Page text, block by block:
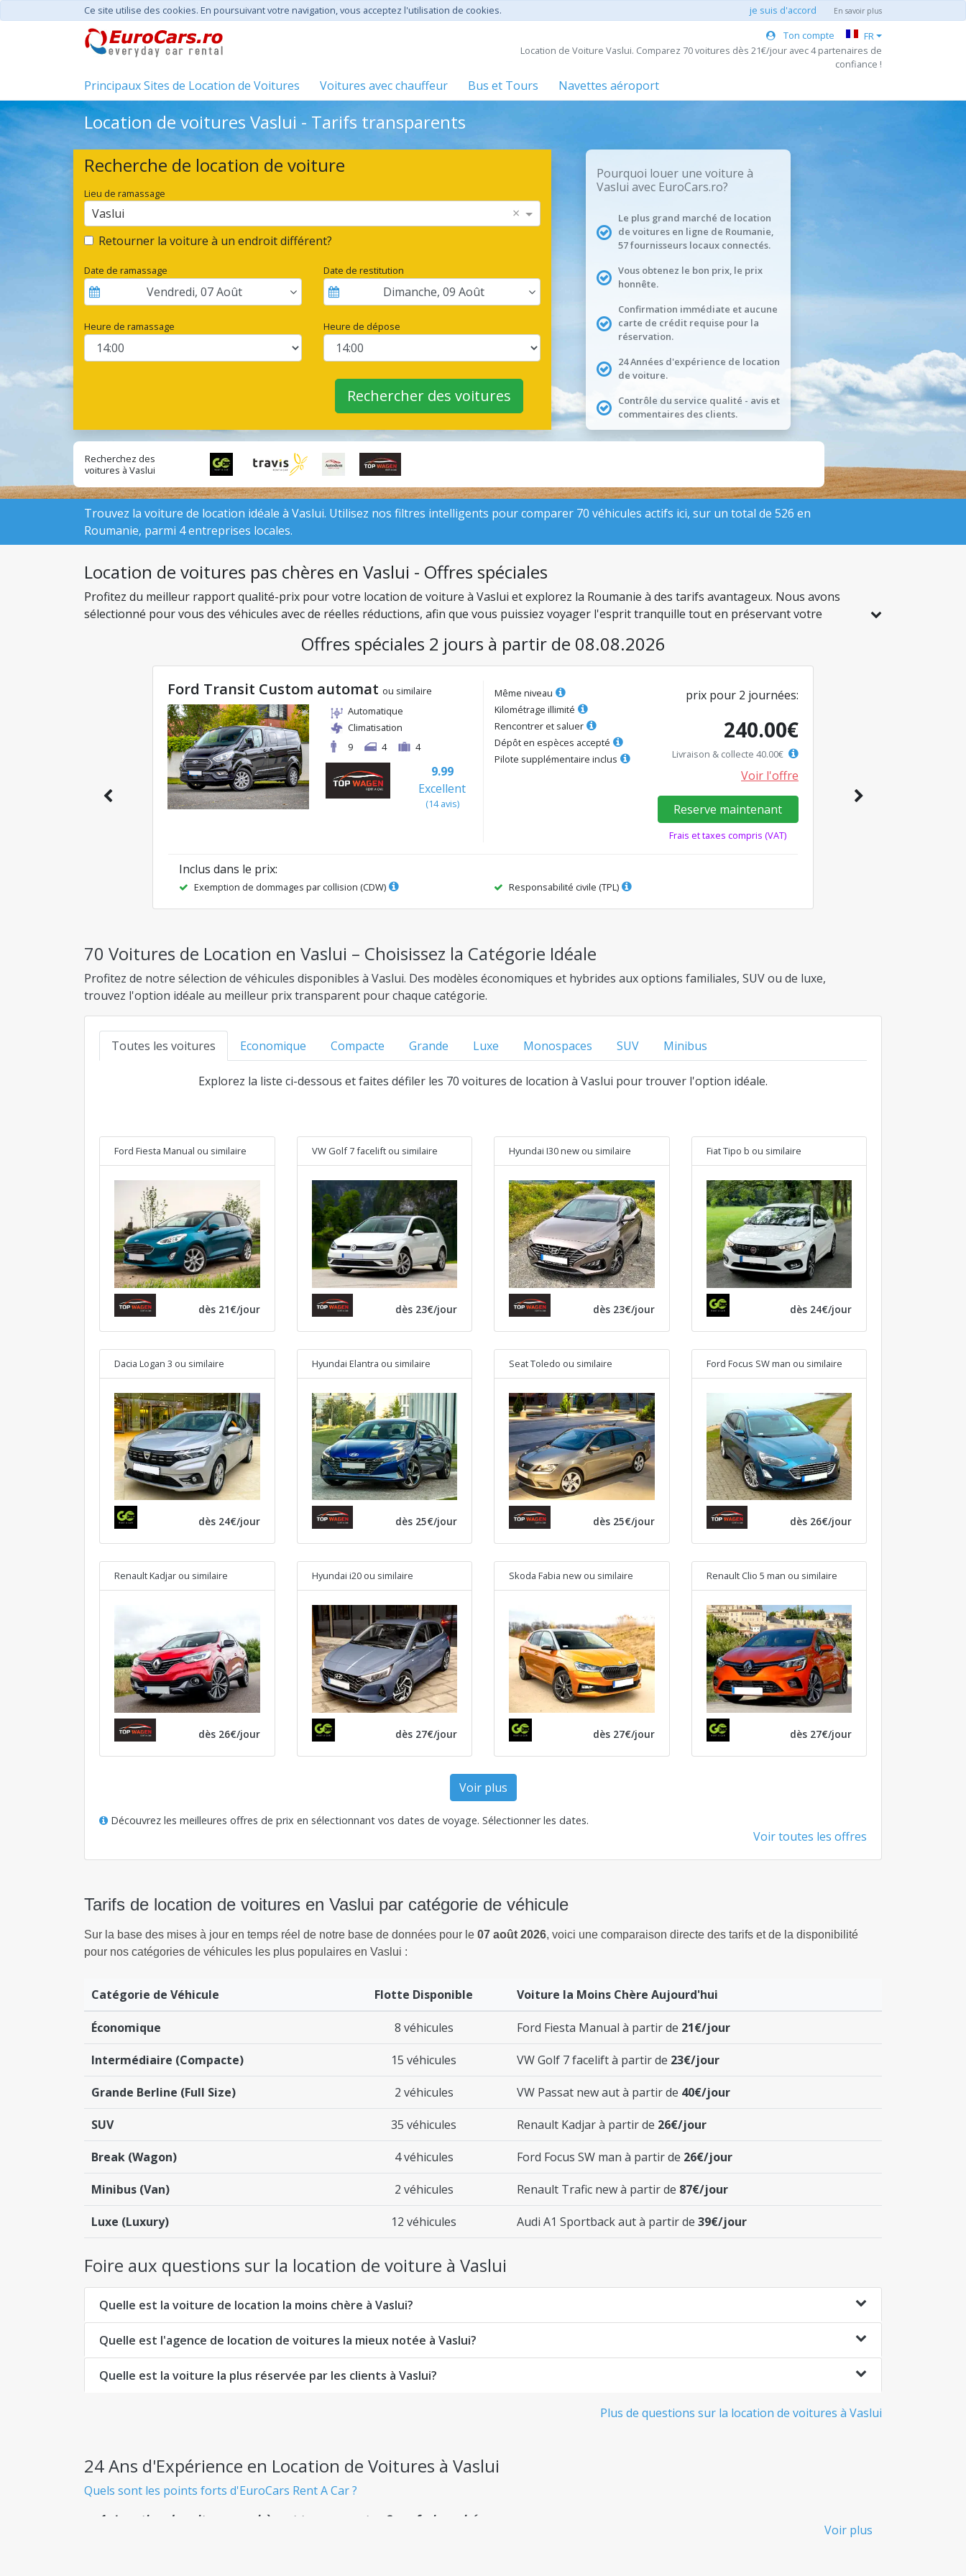
Ce site utilise des cookies. En poursuivant votre navigation, vous acceptez l'utilisation de cookies. je suis d'accord En savoir plus
Ton compte
FR
Location de Voiture Vaslui. Comparez 70 voitures dès 21€/jour avec 4 partenaires de
confiance !
Principaux Sites de Location de Voitures Voitures avec chauffeur Bus et Tours Navettes aéroport
Location de voitures Vaslui - Tarifs transparents
Recherche de location de voiture
Lieu de ramassage
Vaslui ×
Retourner la voiture à un endroit différent?
Date de ramassage
Vendredi,07Août
Date de restitution
Dimanche, 09 Août
Heure de ramassage Heure de dépose
Rechercher des voitures
Pourquoi louer une voiture à
Vaslui avec EuroCars.ro?
Le plus grand marché de location
de voitures en ligne de Roumanie,
57 fournisseurs locaux connectés.
Vous obtenez le bon prix, le prix
honnête.
Confirmation immédiate et aucune
carte de crédit requise pour la
réservation.
24 Années d'expérience de location
de voiture.
Contrôle du service qualité - avis et
commentaires des clients.
Recherchez des
voitures à Vaslui
d'entreprises
Trouvez la voiture de location idéale à Vaslui. Utilisez nos filtres intelligents pour comparer 70 véhicules actifs ici, sur un total de 526 en
Roumanie, parmi 4 entreprises locales.
Location de voitures pas chères en Vaslui - Offres spéciales
Profitez du meilleur rapport qualité-prix pour votre location de voiture à Vaslui et explorez la Roumanie à des tarifs avantageux. Nous avons
sélectionné pour vous des véhicules avec de réelles réductions, afin que vous puissiez voyager l'esprit tranquille tout en préservant votre
Offres spéciales 2 jours à partir de 08.08.2026
Ford Transit Custom automat ou similaire
Automatique
Climatisation
9
4 4
9.99
Excellent
(14 avis)
Même niveau
Kilométrage illimité
Rencontrer et saluer
Dépôt en espèces accepté
Pilote supplémentaire inclus
prix pour 2 journées:
240.00€
Livraison & collecte 40.00€
Voir l'offre
Reserve maintenant
Frais et taxes compris (VAT)
Inclus dans le prix:
Exemption de dommages par collision (CDW) Responsabilité civile (TPL)
70 Voitures de Location en Vaslui – Choisissez la Catégorie Idéale
Profitez de notre sélection de véhicules disponibles à Vaslui. Des modèles économiques et hybrides aux options familiales, SUV ou de luxe,
trouvez l'option idéale au meilleur prix transparent pour chaque catégorie.
Toutes les voitures Economique Compacte Grande Luxe Monospaces SUV Minibus
Explorez la liste ci-dessous et faites défiler les 70 voitures de location à Vaslui pour trouver l'option idéale.
Ford Fiesta Manual ou similaire
dès 21€/jour
VW Golf 7 facelift ou similaire
dès 23€/jour
Hyundai I30 new ou similaire
dès 23€/jour
Fiat Tipo b ou similaire
dès 24€/jour
Dacia Logan 3 ou similaire
dès 24€/jour
Hyundai Elantra ou similaire
dès 25€/jour
Seat Toledo ou similaire
dès 25€/jour
Ford Focus SW man ou similaire
dès 26€/jour
Renault Kadjar ou similaire
dès 26€/jour
Hyundai i20 ou similaire
dès 27€/jour
Skoda Fabia new ou similaire
dès 27€/jour
Renault Clio 5 man ou similaire
dès 27€/jour
Voir plus
Découvrez les meilleures offres de prix en sélectionnant vos dates de voyage. Sélectionner les dates.
Voir toutes les offres
Tarifs de location de voitures en Vaslui par catégorie de véhicule
Sur la base des mises à jour en temps réel de notre base de données pour le 07 août 2026, voici une comparaison directe des tarifs et de la disponibilité
pour nos catégories de véhicules les plus populaires en Vaslui :
Catégorie de Véhicule Flotte Disponible Voiture la Moins Chère Aujourd'hui
Économique 8 véhicules Ford Fiesta Manual à partir de 21€/jour
Intermédiaire (Compacte) 15 véhicules VW Golf 7 facelift à partir de 23€/jour
Grande Berline (Full Size) 2 véhicules VW Passat new aut à partir de 40€/jour
SUV 35 véhicules Renault Kadjar à partir de 26€/jour
Break (Wagon) 4 véhicules Ford Focus SW man à partir de 26€/jour
Minibus (Van) 2 véhicules Renault Trafic new à partir de 87€/jour
Luxe (Luxury) 12 véhicules Audi A1 Sportback aut à partir de 39€/jour
Foire aux questions sur la location de voiture à Vaslui
Quelle est la voiture de location la moins chère à Vaslui?
Quelle est l'agence de location de voitures la mieux notée à Vaslui?
Quelle est la voiture la plus réservée par les clients à Vaslui?
Plus de questions sur la location de voitures à Vaslui
24 Ans d'Expérience en Location de Voitures à Vaslui
Quels sont les points forts d'EuroCars Rent A Car ?
Location de voiture pas chère et transparente - Sans frais cachés
Voir plus